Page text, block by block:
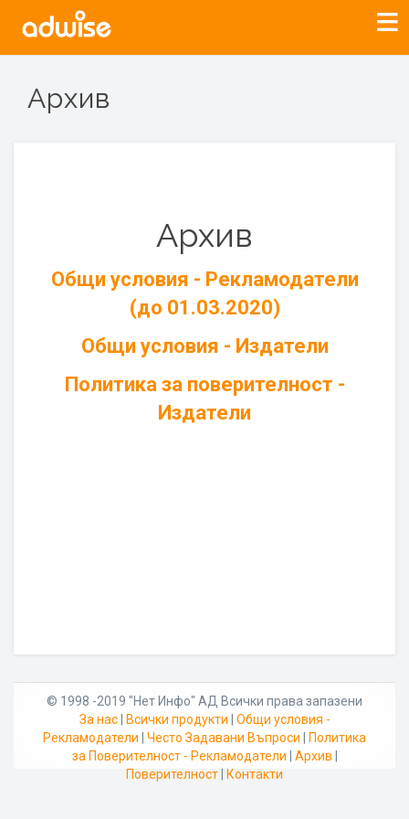
Архив
Архив
Общи условия - Рекламодатели
(до 01.03.2020)
Общи условия - Издатели
Политика за поверителност -
Издатели
© 1998 -2019 "Нет Инфо" АД Всички права запазени
За нас| Всички продукти
Общи условия -
Рекламодатели
Често Задавани Въпроси
Политика
за Поверителност - Рекламодатели
Архив
Поверителност
Контакти